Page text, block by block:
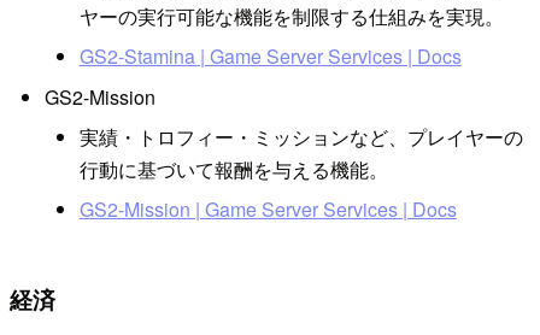
ヤーの実行可能な機能を制限する仕組みを実現。
GS2-Stamina | Game Server Services | Docs
GS2-Mission
実績・トロフィー・ミッションなど、プレイヤーの
行動に基づいて報酬を与える機能。
GS2-Mission | Game Server Services | Docs
経済